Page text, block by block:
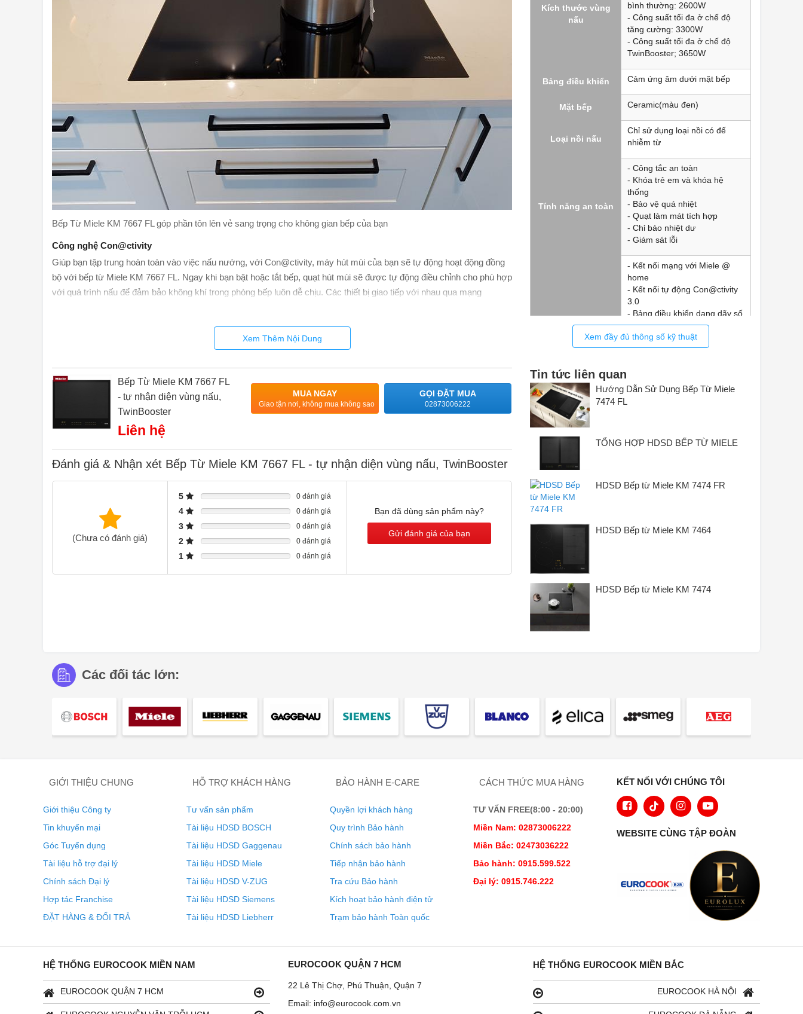
Bếp Từ Miele KM 7667 FL góp phần tôn lên vẻ sang trọng cho không gian bếp của bạn
Công nghệ Con@ctivity
Giúp bạn tập trung hoàn toàn vào việc nấu nướng, với Con@ctivity, máy hút mùi của bạn sẽ tự động hoạt động đồng
bộ với bếp từ Miele KM 7667 FL. Ngay khi bạn bật hoặc tắt bếp, quạt hút mùi sẽ được tự động điều chỉnh cho phù hợp
với quá trình nấu để đảm bảo không khí trong phòng bếp luôn dễ chịu. Các thiết bị giao tiếp với nhau qua mạng
Thiết kế vùng nấu toàn bề mặt
Một điểm đặc biệt của Miele KM 7667 FL đó là mặt bếp không chia thành các vùng nấu cố định mà được thiết kế dạng
bất cứ đâu bạn muốn.
Xem Thêm Nội Dung
Bếp Từ Miele KM 7667 FL
- tự nhận diện vùng nấu,
TwinBooster
Liên hệ
MUA NGAY
Giao tận nơi, không mua không sao
GỌI ĐẶT MUA
02873006222
Đánh giá & Nhận xét Bếp Từ Miele KM 7667 FL - tự nhận diện vùng nấu, TwinBooster
(Chưa có đánh giá)
5 0 đánh giá
4 0 đánh giá
3 0 đánh giá
2 0 đánh giá
1 0 đánh giá
Bạn đã dùng sản phẩm này?
Gửi đánh giá của bạn
Kích thước vùng
nấu
bình thường: 2600W
- Công suất tối đa ở chế độ
tăng cường: 3300W
- Công suất tối đa ở chế độ
TwinBooster; 3650W
Bảng điều khiển Cảm ứng âm dưới mặt bếp
Mặt bếp Ceramic(màu đen)
Loại nồi nấu
Chỉ sử dụng loại nồi có đế
nhiễm từ
Tính năng an toàn
- Công tắc an toàn
- Khóa trẻ em và khóa hệ
thống
- Bảo vệ quá nhiệt
- Quạt làm mát tích hợp
- Chỉ báo nhiệt dư
- Giám sát lỗi
Tiện ích
- Kết nối mạng với Miele @
home
- Kết nối tự động Con@ctivity
3.0
- Bảng điều khiển dạng dãy số
màu vàng-SmartSelect
- Nhận dạng nồi và hình dạng
nồi
- Chức năng Recall
- Chức năng Stop & Go
- Đun sôi tự động
- Có thể kết hợp với SmartLine
Điện áp
Kích thước sản
phẩm (S x R x C)
cm
520 x 620 x 51 mm
trong (chiều sâu): 500 mm
– Kích thước đường cắt bên
ngoài (chiều rộng): 624 mm
Xem đầy đủ thông số kỹ thuật
Tin tức liên quan
Hướng Dẫn Sử Dụng Bếp Từ Miele
7474 FL
TỔNG HỢP HDSD BẾP TỪ MIELE
HDSD Bếp từ Miele KM 7474 FR
HDSD Bếp từ Miele KM 7464
HDSD Bếp từ Miele KM 7474
Các đối tác lớn:
GIỚI THIỆU CHUNG
Giới thiệu Công ty
Tin khuyến mại
Góc Tuyển dụng
Tài liệu hỗ trợ đại lý
Chính sách Đại lý
Hợp tác Franchise
ĐẶT HÀNG & ĐỔI TRẢ
HỖ TRỢ KHÁCH HÀNG
Tư vấn sản phẩm
Tài liệu HDSD BOSCH
Tài liệu HDSD Gaggenau
Tài liệu HDSD Miele
Tài liệu HDSD V-ZUG
Tài liệu HDSD Siemens
Tài liệu HDSD Liebherr
BẢO HÀNH E-CARE
Quyền lợi khách hàng
Quy trình Bảo hành
Chính sách bảo hành
Tiếp nhận bảo hành
Tra cứu Bảo hành
Kích hoạt bảo hành điện tử
Trạm bảo hành Toàn quốc
CÁCH THỨC MUA HÀNG
TƯ VẤN FREE(8:00 - 20:00)
Miền Nam: 02873006222
Miền Bắc: 02473036222
Bảo hành: 0915.599.522
Đại lý: 0915.746.222
KẾT NỐI VỚI CHÚNG TÔI
WEBSITE CÙNG TẬP ĐOÀN
HỆ THỐNG EUROCOOK MIỀN NAM
EUROCOOK QUẬN 7 HCM
EUROCOOK QUẬN 7 HCM
22 Lê Thị Chợ, Phú Thuận, Quận 7
Email: info@eurocook.com.vn
HỆ THỐNG EUROCOOK MIỀN BẮC
EUROCOOK HÀ NỘI